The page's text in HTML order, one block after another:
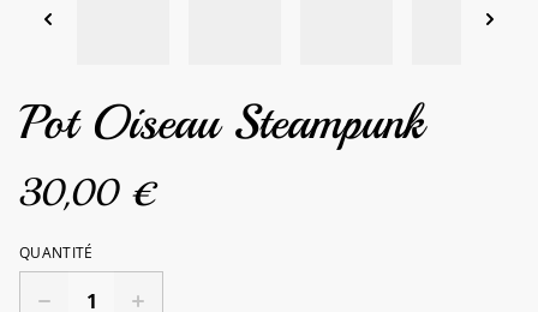
Pot Oiseau Steampunk
30,00 €
QUANTITÉ